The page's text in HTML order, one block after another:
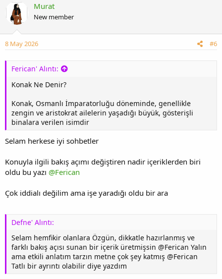
Murat
New member
8 May 2026 #6
Ferican' Alıntı:
Konak Ne Denir?
Konak, Osmanlı İmparatorluğu döneminde, genellikle
zengin ve aristokrat ailelerin yaşadığı büyük, gösterişli
binalara verilen isimdir
Selam herkese iyi sohbetler
Konuyla ilgili bakış açımı değiştiren nadir içeriklerden biri
oldu bu yazı @Ferican
Çok iddialı değilim ama işe yaradığı oldu bir ara
Defne' Alıntı:
Selam hemfikir olanlara Özgün, dikkatle hazırlanmış ve
farklı bakış açısı sunan bir içerik üretmişsin @Ferican Yalın
ama etkili anlatım tarzın metne çok şey katmış @Ferican
Tatlı bir ayrıntı olabilir diye yazdım